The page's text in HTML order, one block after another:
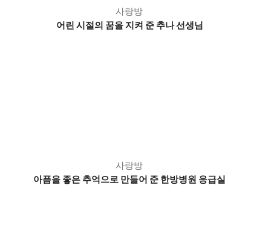
사랑방
어린 시절의 꿈을 지켜 준 추나 선생님
사랑방
아픔을 좋은 추억으로 만들어 준 한방병원 응급실